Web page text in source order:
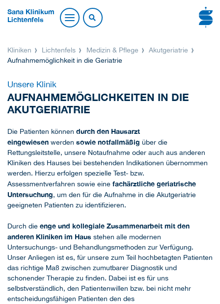
Sana Klinikum
Lichtenfels
Kliniken Lichtenfels Medizin & Pflege
Akutgeriatrie
Aufnahmemöglichkeit in die Geriatrie
Unsere Klinik
AUFNAHMEMÖGLICHKEITEN IN DIE
AKUTGERIATRIE
Die Patienten können durch den Hausarzt
eingewiesen werden sowie notfallmäßig über die
Rettungsleitstelle, unsere Notaufnahme oder auch aus anderen
Kliniken des Hauses bei bestehenden Indikationen übernommen
werden. Hierzu erfolgen spezielle Test- bzw.
Assessmentverfahren sowie eine fachärztliche geriatrische
Untersuchung, um den für die Aufnahme in die Akutgeriatrie
geeigneten Patienten zu identifizieren.
Durch die enge und kollegiale Zusammenarbeit mit den
anderen Kliniken im Haus stehen alle modernen
Untersuchungs- und Behandlungsmethoden zur Verfügung.
Unser Anliegen ist es, für unsere zum Teil hochbetagten Patienten
das richtige Maß zwischen zumutbarer Diagnostik und
schonender Therapie zu finden. Dabei ist es für uns
selbstverständlich, den Patientenwillen bzw. bei nicht mehr
entscheidungsfähigen Patienten den des